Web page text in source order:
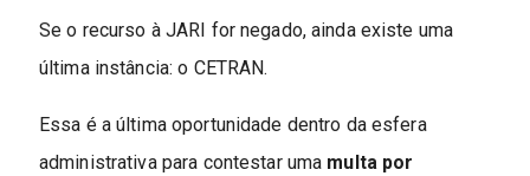
Se o recurso à JARI for negado, ainda existe uma
última instância: o CETRAN.
Essa é a última oportunidade dentro da esfera
administrativa para contestar uma multa por